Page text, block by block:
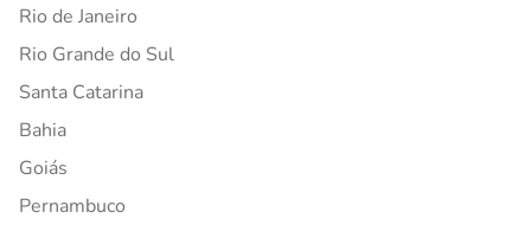
Rio de Janeiro
Rio Grande do Sul
Santa Catarina
Bahia
Goiás
Pernambuco